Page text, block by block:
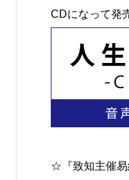
CDになって発
☆『致知主催